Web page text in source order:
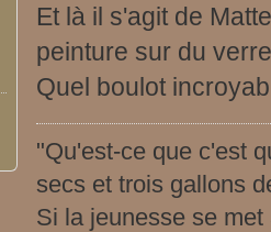
Et là il s'agit de
peinture sur du
Quel boulot
"Qu'est-ce que c'est
secs et trois gallons
Si la jeunesse se